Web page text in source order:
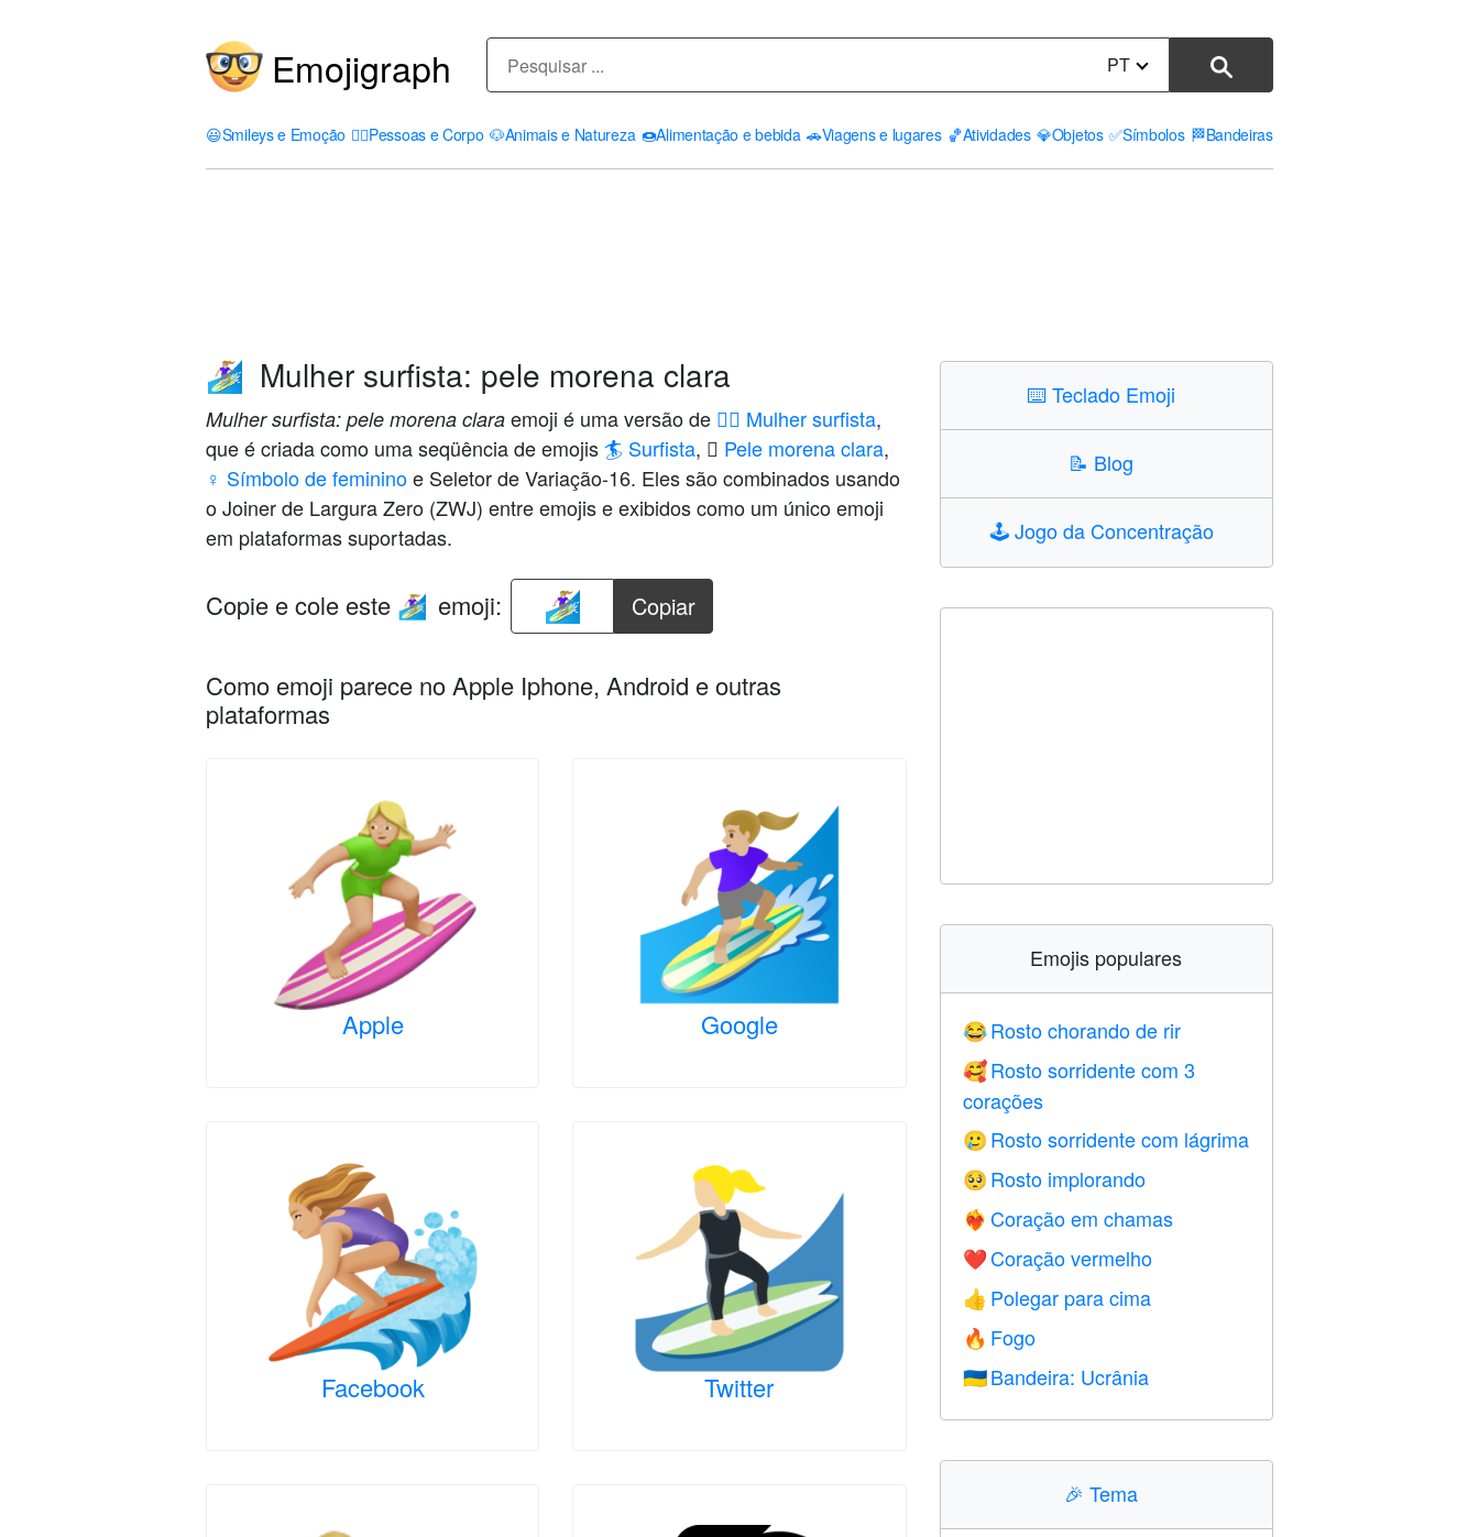
Emojigraph PT
😃Smileys e Emoção 🤦‍♀️Pessoas e Corpo 🐶Animais e Natureza 🍩Alimentação e bebida 🚗Viagens e lugares 🏀Atividades 💎Objetos ✅Símbolos 🏁Bandeiras
🏄🏼‍♀️ Mulher surfista: pele morena clara
Mulher surfista: pele morena clara emoji é uma versão de 🏄‍♀️ Mulher surfista,
que é criada como uma seqüência de emojis 🏄 Surfista, 🏼 Pele morena clara,
♀️ Símbolo de femininoe Seletor de Variação-16. Eles são combinados usando
o Joiner de Largura Zero (ZWJ) entre emojis e exibidos como um único emoji
em plataformas suportadas.
Copie e cole este 🏄🏼‍♀️ emoji: Copiar
Como emoji parece no Apple Iphone, Android e outras
plataformas
Apple Google
Facebook Twitter
⌨️Teclado Emoji
📝 Blog
🕹️Jogo da Concentração
Emojis populares
😂 Rosto chorando de rir
🥰 Rosto sorridente com 3
corações
🥲 Rosto sorridente com lágrima
🥺 Rosto implorando
❤️‍🔥 Coração em chamas
❤️ Coração vermelho
👍 Polegar para cima
🔥 Fogo
🇺🇦 Bandeira: Ucrânia
🎉Tema